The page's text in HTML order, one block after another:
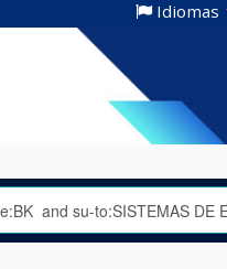
Idiomas